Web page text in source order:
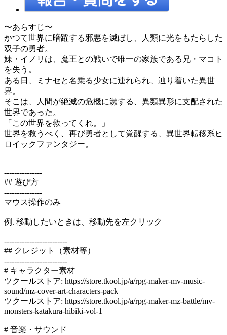
〜あらすじ〜
かつて世界に暗躍する邪悪を滅ぼし、人類に光をもたらした
双子の勇者。
妹・イノリは、魔王との戦いで唯一の家族である兄・マコト
を失う。
ある日、ミナセと名乗る少女に連れられ、辿り着いた異世
界。
そこは、人間が絶滅の危機に瀕する、異類異形に支配された
世界であった。
「この世界を救ってくれ。」
世界を救うべく、再び勇者として覚醒する、異世界転移系ヒ
ロイックファンタジー。
---------------
## 遊び方
---------------
マウス操作のみ
例. 移動したいときは、移動先を左クリック
-------------------------
## クレジット（素材等）
-------------------------
# キャラクター素材
ツクールストア: https://store.tkool.jp/a/rpg-maker-mv-music-
sound/mz-cover-art-characters-pack
ツクールストア: https://store.tkool.jp/a/rpg-maker-mz-battle/mv-
monsters-katakura-hibiki-vol-1
# 音楽・サウンド